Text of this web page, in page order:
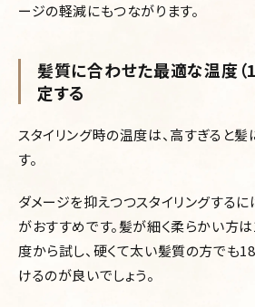
ージの軽減にもつながります。
髪質に合わせた最適な温度
定する
スタイリング時の温度は、高すぎると
す。
ダメージを抑えつつスタイリングす
がおすすめです。髪が細く柔らかい方
度から試し、硬くて太い髪質の方でも
けるのが良いでしょう。